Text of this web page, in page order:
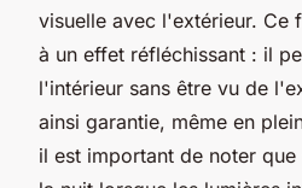
visuelle avec l'extérieur. Ce
à un effet réfléchissant : il
l'intérieur sans être vu de
ainsi garantie, même en
il est important de noter